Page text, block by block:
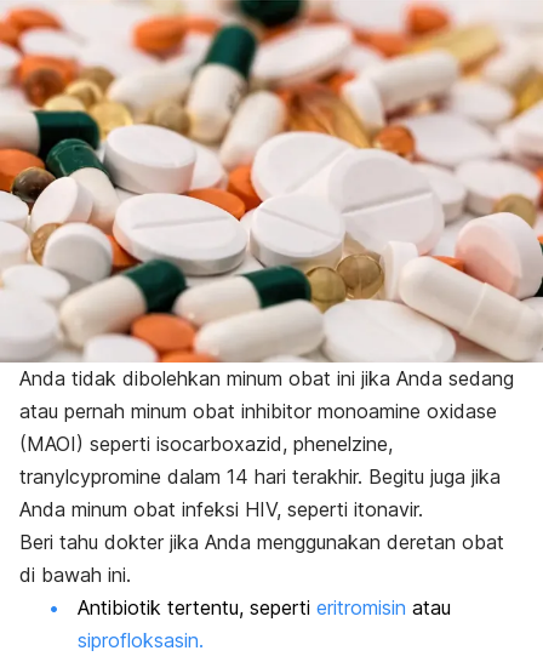
Anda tidak dibolehkan minum obat ini jika Anda sedang
atau pernah minum obat inhibitor monoamine oxidase
(MAOI) seperti isocarboxazid, phenelzine,
tranylcypromine dalam 14 hari terakhir. Begitu juga jika
Anda minum obat infeksi HIV, seperti itonavir.
Beri tahu dokter jika Anda menggunakan deretan obat
di bawah ini.
Antibiotik tertentu, seperti eritromisin atau
siprofloksasin.